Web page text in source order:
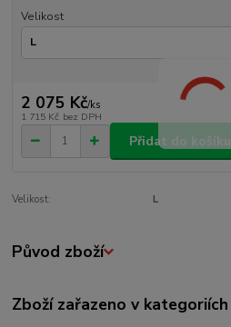
Velikost
2 075 Kč/ks
1 715 Kč bez DPH
Přidat do košíku
Velikost: L
Původ zboží
Zboží zařazeno v kategoriích